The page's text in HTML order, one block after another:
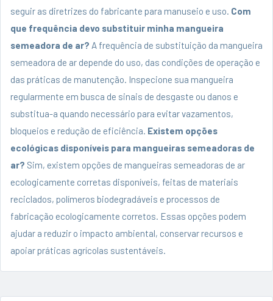
seguir as diretrizes do fabricante para manuseio e uso. Com
que frequência devo substituir minha mangueira
semeadora de ar? A frequência de substituição da mangueira
semeadora de ar depende do uso, das condições de operação e
das práticas de manutenção. Inspecione sua mangueira
regularmente em busca de sinais de desgaste ou danos e
substitua-a quando necessário para evitar vazamentos,
bloqueios e redução de eficiência. Existem opções
ecológicas disponíveis para mangueiras semeadoras de
ar? Sim, existem opções de mangueiras semeadoras de ar
ecologicamente corretas disponíveis, feitas de materiais
reciclados, polímeros biodegradáveis ​​e processos de
fabricação ecologicamente corretos. Essas opções podem
ajudar a reduzir o impacto ambiental, conservar recursos e
apoiar práticas agrícolas sustentáveis.